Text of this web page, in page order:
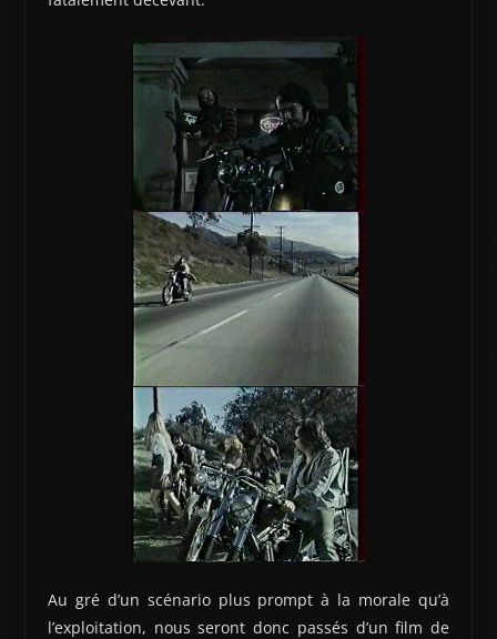
Au gré d’un scénario plus prompt à la morale qu’à
l’exploitation, nous seront donc passés d’un film de